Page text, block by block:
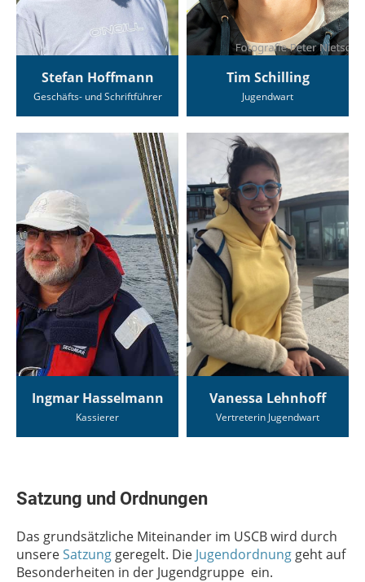
Stefan Hoffmann
Geschäfts- und Schriftführer
Tim Schilling
Jugendwart
Ingmar Hasselmann
Kassierer
Vanessa Lehnhoff
Vertreterin Jugendwart
Satzung und Ordnungen
Das grundsätzliche Miteinander im USCB wird durch
unsereSatzung geregelt. Die Jugendordnung geht auf
Besonderheiten in der Jugendgruppe ein.